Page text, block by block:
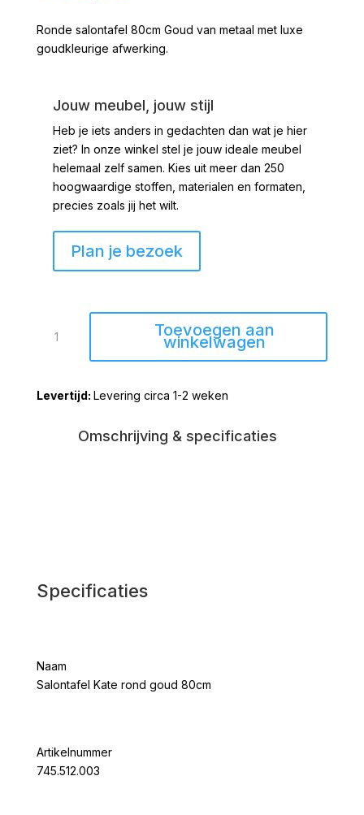
Ronde salontafel 80cm Goud van metaal met luxe
goudkleurige afwerking.
Jouw meubel, jouw stijl
Heb je iets anders in gedachten dan wat je hier
ziet? In onze winkel stel je jouw ideale meubel
helemaal zelf samen. Kies uit meer dan 250
hoogwaardige stoffen, materialen en formaten,
precies zoals jij het wilt.
Plan je bezoek
Kate
80cm
Toevoegen aan
winkelwagen
Levering circa 1-2 weken
Omschrijving & specificaties
Specificaties
Naam
Salontafel Kate rond goud 80cm
Artikelnummer
745.512.003